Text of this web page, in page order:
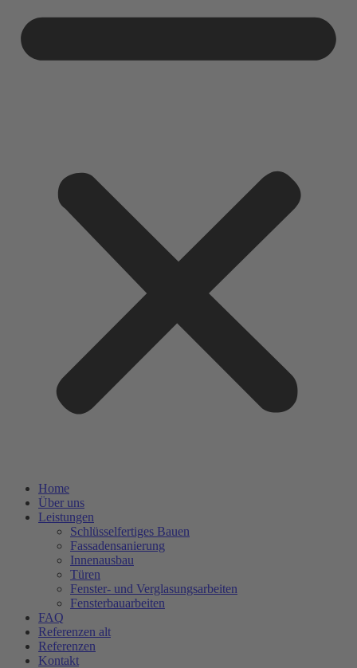
Home
Über uns
Leistungen
Schlüsselfertiges Bauen
Fassadensanierung
Innenausbau
Türen
Fenster- und Verglasungsarbeiten
Fensterbauarbeiten
FAQ
Referenzen alt
Referenzen
Kontakt